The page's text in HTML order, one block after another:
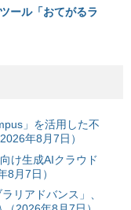
ール「おてがるラ
」を活用した不
年8月7日）
け生成AIクラウド
8月7日）
リアドバンス」、